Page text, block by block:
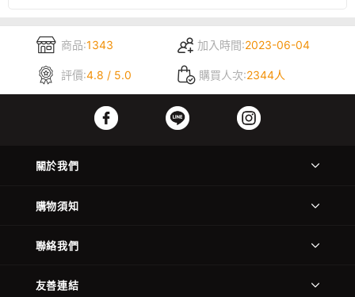
商品:1343 加入時間:2023-06-04
評價:4.8 / 5.0 購買人次:2344人
關於我們
購物須知
聯絡我們
友善連結